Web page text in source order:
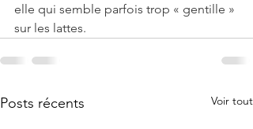
elle qui semble parfois trop « gentille »
sur les lattes.
Posts récents Voir tout